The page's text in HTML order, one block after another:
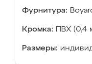
Фурнитура:
Кромка: ПВХ (0,4
Размеры: